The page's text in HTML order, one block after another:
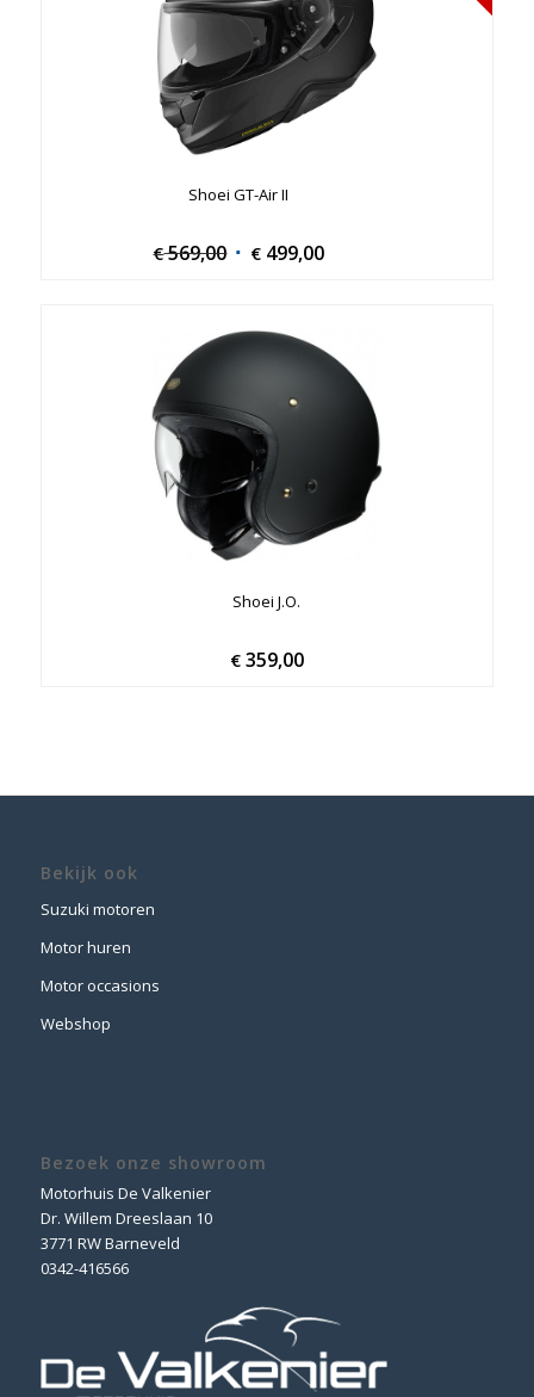
Shoei GT-Air II
€569,00 Original
€ 569,00.
€ 499,00Current
Shoei J.O.
€359,00
Bekijk ook
Suzuki motoren
Motor huren
Motor occasions
Webshop
Bezoek onze showroom
Motorhuis De Valkenier
Dr. Willem Dreeslaan 10
3771 RW Barneveld
0342-416566